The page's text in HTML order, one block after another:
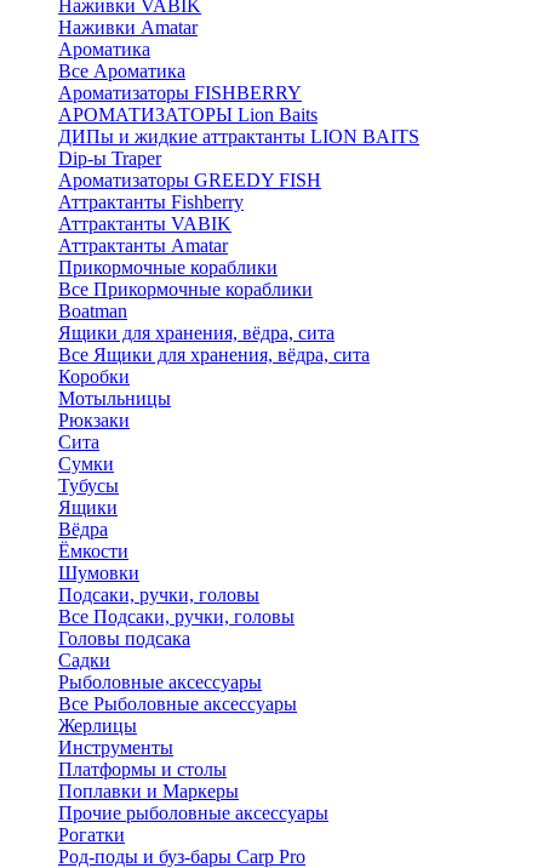
Наживки VABIK
Наживки Amatar
Ароматика
Все Ароматика
Ароматизаторы FISHBERRY
АРОМАТИЗАТОРЫ Lion Baits
ДИПы и жидкие аттрактанты LION BAITS
Dip-ы Traper
Ароматизаторы GREEDY FISH
Аттрактанты Fishberry
Аттрактанты VABIK
Аттрактанты Amatar
Прикормочные кораблики
Все Прикормочные кораблики
Boatman
Ящики для хранения, вёдра, сита
Все Ящики для хранения, вёдра, сита
Коробки
Мотыльницы
Рюкзаки
Сита
Сумки
Тубусы
Ящики
Вёдра
Ёмкости
Шумовки
Подсаки, ручки, головы
Все Подсаки, ручки, головы
Головы подсака
Садки
Рыболовные аксессуары
Все Рыболовные аксессуары
Жерлицы
Инструменты
Платформы и столы
Поплавки и Маркеры
Прочие рыболовные аксессуары
Рогатки
Род-поды и буз-бары Carp Pro